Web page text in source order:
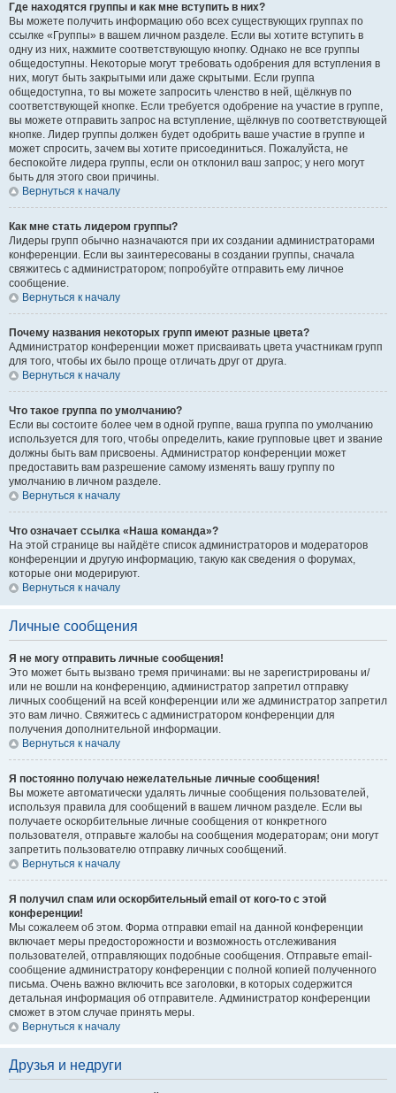
Где находятся группы и как мне вступить в них?
Вы можете получить информацию обо всех существующих группах по
ссылке «Группы» в вашем личном разделе. Если вы хотите вступить в
одну из них, нажмите соответствующую кнопку. Однако не все группы
общедоступны. Некоторые могут требовать одобрения для вступления в
них, могут быть закрытыми или даже скрытыми. Если группа
общедоступна, то вы можете запросить членство в ней, щёлкнув по
соответствующей кнопке. Если требуется одобрение на участие в группе,
вы можете отправить запрос на вступление, щёлкнув по соответствующей
кнопке. Лидер группы должен будет одобрить ваше участие в группе и
может спросить, зачем вы хотите присоединиться. Пожалуйста, не
беспокойте лидера группы, если он отклонил ваш запрос; у него могут
быть для этого свои причины.
Вернуться к началу
Как мне стать лидером группы?
Лидеры групп обычно назначаются при их создании администраторами
конференции. Если вы заинтересованы в создании группы, сначала
свяжитесь с администратором; попробуйте отправить ему личное
сообщение.
Вернуться к началу
Почему названия некоторых групп имеют разные цвета?
Администратор конференции может присваивать цвета участникам групп
для того, чтобы их было проще отличать друг от друга.
Вернуться к началу
Что такое группа по умолчанию?
Если вы состоите более чем в одной группе, ваша группа по умолчанию
используется для того, чтобы определить, какие групповые цвет и звание
должны быть вам присвоены. Администратор конференции может
предоставить вам разрешение самому изменять вашу группу по
умолчанию в личном разделе.
Вернуться к началу
Что означает ссылка «Наша команда»?
На этой странице вы найдёте список администраторов и модераторов
конференции и другую информацию, такую как сведения о форумах,
которые они модерируют.
Вернуться к началу
Личные сообщения
Я не могу отправить личные сообщения!
Это может быть вызвано тремя причинами: вы не зарегистрированы и/
или не вошли на конференцию, администратор запретил отправку
личных сообщений на всей конференции или же администратор запретил
это вам лично. Свяжитесь с администратором конференции для
получения дополнительной информации.
Вернуться к началу
Я постоянно получаю нежелательные личные сообщения!
Вы можете автоматически удалять личные сообщения пользователей,
используя правила для сообщений в вашем личном разделе. Если вы
получаете оскорбительные личные сообщения от конкретного
пользователя, отправьте жалобы на сообщения модераторам; они могут
запретить пользователю отправку личных сообщений.
Вернуться к началу
Я получил спам или оскорбительный email от кого-то с этой
конференции!
Мы сожалеем об этом. Форма отправки email на данной конференции
включает меры предосторожности и возможность отслеживания
пользователей, отправляющих подобные сообщения. Отправьте email-
сообщение администратору конференции с полной копией полученного
письма. Очень важно включить все заголовки, в которых содержится
детальная информация об отправителе. Администратор конференции
сможет в этом случае принять меры.
Вернуться к началу
Друзья и недруги